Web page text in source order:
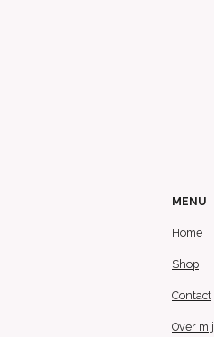
MENU
Home
Shop
Contact
Over mij